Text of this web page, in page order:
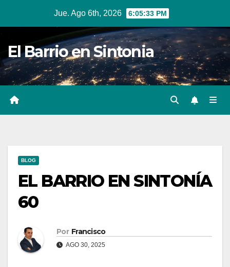
Jue. Ago 6th, 2026 6:05:34 PM
El Barrio en Sintonia
BLOG
EL BARRIO EN SINTONÍA
60
Por Francisco
AGO 30, 2025